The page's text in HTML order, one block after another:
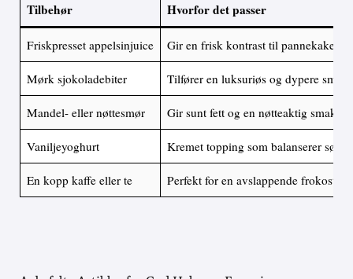
Tilbehør Hvorfor det passer
Friskpresset appelsinjuice Gir en frisk kontrast til pannekakene
Mørk sjokoladebiter Tilfører en luksuriøs og dypere smak
Mandel- eller nøttesmør Gir sunt fett og en nøtteaktig smak
Vaniljeyoghurt Kremet topping som balanserer
En kopp kaffe eller te Perfekt for en avslappende